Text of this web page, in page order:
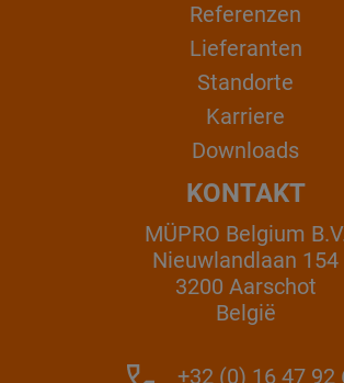
Referenzen
Lieferanten
Standorte
Karriere
Downloads
KONTAKT
MÜPRO Belgium
Nieuwlandlaan 154
3200 Aarschot
België
+32 (0) 16 47 92